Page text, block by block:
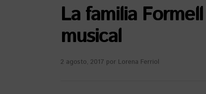
La familia
musical
2 agosto, 2017 por Lorena Ferriol